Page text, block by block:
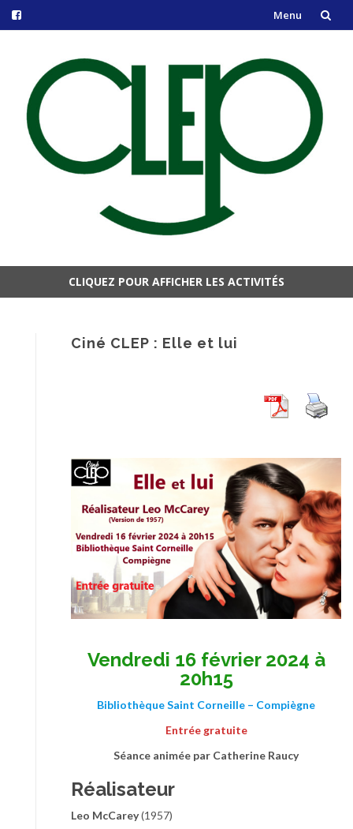
Menu
contenu
CLIQUEZ POUR AFFICHER LES ACTIVITÉS
Ciné CLEP : Elle et lui
Vendredi 16 février 2024 à
20h15
Bibliothèque Saint Corneille – Compiègne
Entrée gratuite
Séance animée par Catherine Raucy
Réalisateur
Leo McCarey(1957)